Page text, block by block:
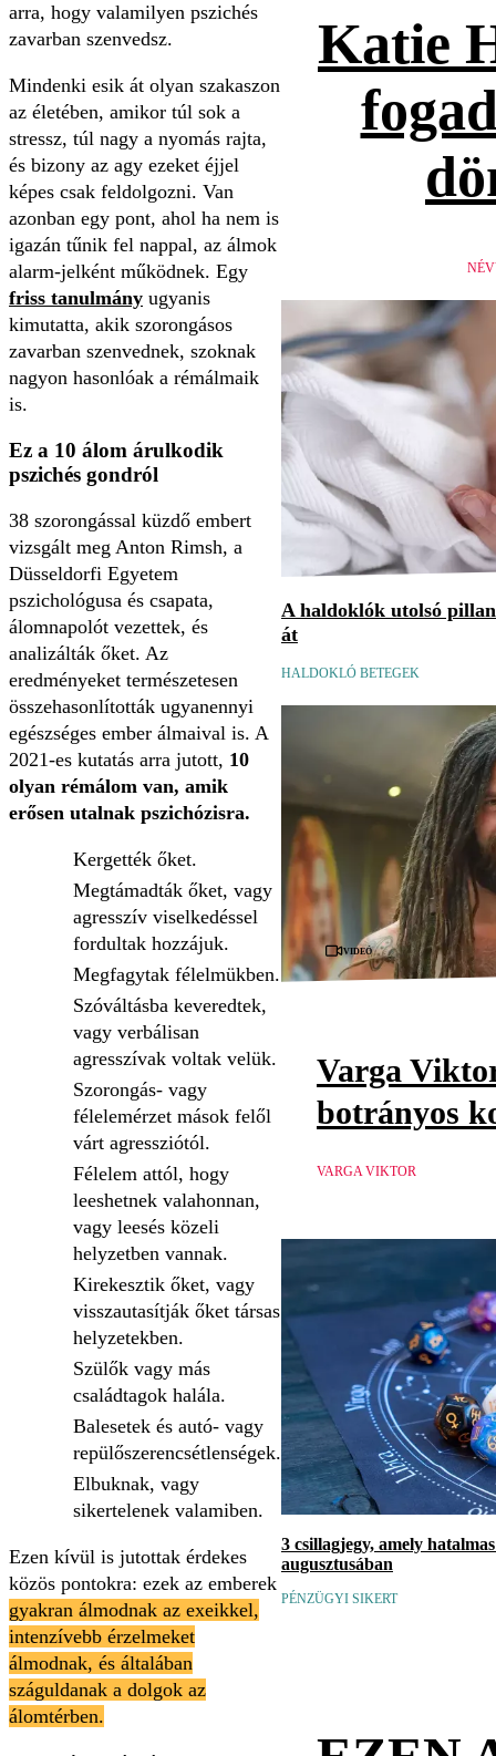
arra, hogy valamilyen pszichés
zavarban szenvedsz.
Mindenki esik át olyan szakaszon
az életében, amikor túl sok a
stressz, túl nagy a nyomás rajta,
és bizony az agy ezeket éjjel
képes csak feldolgozni. Van
azonban egy pont, ahol ha nem is
igazán tűnik fel nappal, az álmok
alarm-jelként működnek. Egy
friss tanulmány ugyanis
kimutatta, akik szorongásos
zavarban szenvednek, szoknak
nagyon hasonlóak a rémálmaik
is.
Ez a 10 álom árulkodik
pszichés gondról
38 szorongással küzdő embert
vizsgált meg Anton Rimsh, a
Düsseldorfi Egyetem
pszichológusa és csapata,
álomnapolót vezettek, és
analizálták őket. Az
eredményeket természetesen
összehasonlították ugyanennyi
egészséges ember álmaival is. A
2021-es kutatás arra jutott, 10
olyan rémálom van, amik
erősen utalnak pszichózisra.
Kergették őket.
Megtámadták őket, vagy
agresszív viselkedéssel
fordultak hozzájuk.
Megfagytak félelmükben.
Szóváltásba keveredtek,
vagy verbálisan
agresszívak voltak velük.
Szorongás- vagy
félelemérzet mások felől
várt agressziótól.
Félelem attól, hogy
leeshetnek valahonnan,
vagy leesés közeli
helyzetben vannak.
Kirekesztik őket, vagy
visszautasítják őket társas
helyzetekben.
Szülők vagy más
családtagok halála.
Balesetek és autó- vagy
repülőszerencsétlenségek.
Elbuknak, vagy
sikertelenek valamiben.
Ezen kívül is jutottak érdekes
közös pontokra: ezek az emberek
gyakran álmodnak az exeikkel,
intenzívebb érzelmeket
álmodnak, és általában
száguldanak a dolgok az
álomtérben.
Katie
A haldoklók utolsó
át
HALDOKLÓ BETEGEK
Videó
Varga
botrányos
VARGA VIKTOR
3 csillagjegy, amely
augusztusában
PÉNZÜGYI SIKERT